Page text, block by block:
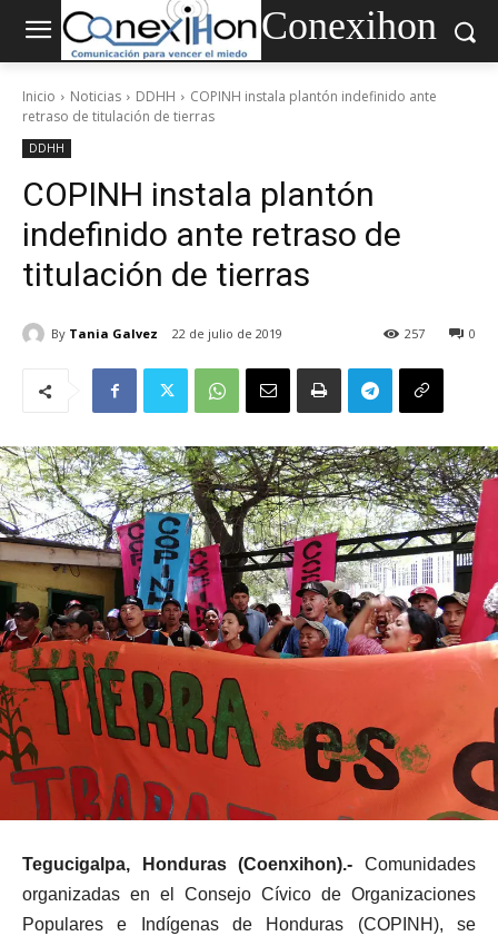
Conexihon
Inicio Noticias DDHH
COPINH instala plantón indefinido ante
retraso de titulación de tierras
DDHH
COPINH instala plantón
indefinido ante retraso de
titulación de tierras
By Tania Galvez 22 de julio de 2019 0
257
Tegucigalpa, Honduras (Coenxihon).- Comunidades
organizadas en el Consejo Cívico de Organizaciones
Populares e Indígenas de Honduras (COPINH), se